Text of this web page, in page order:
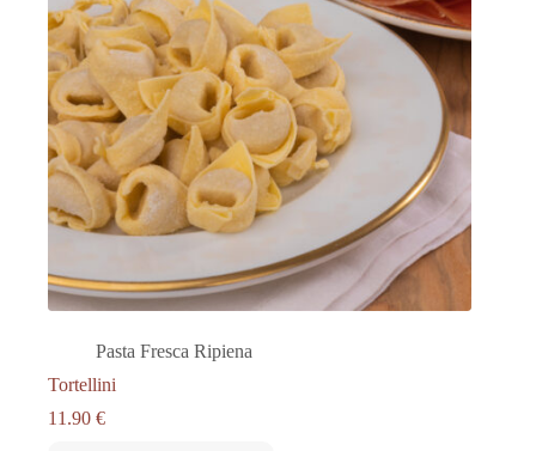
Pasta Fresca Ripiena
Tortellini
11.90 €